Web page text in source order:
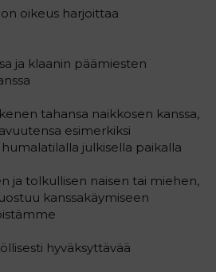
oikeus harjoittaa
ja klaanin päämiesten
tahansa naikkosen kanssa,
esimerkiksi
julkisella paikalla
ja tolkullisen naisen tai miehen,
kanssakäymiseen
hyväksyttävää